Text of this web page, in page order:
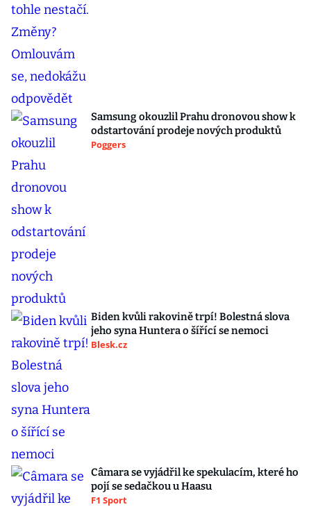
Samsung okouzlil Prahu dronovou show k
odstartování prodeje nových produktů
Poggers
Biden kvůli rakovině trpí! Bolestná slova
jeho syna Huntera o šířící se nemoci
Blesk.cz
Câmara se vyjádřil ke spekulacím, které ho
pojí se sedačkou u Haasu
F1 Sport